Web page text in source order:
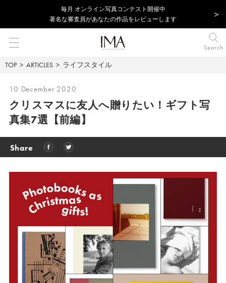
毎⽉ オンライン写真コンテスト開催中
著名な審査員があなたの作品をレビューします
Search
TOP ARTICLES ライフスタイル
10 December 2020
クリスマスに友人へ贈りたい！ギフト写
真集7選【前編】
Share